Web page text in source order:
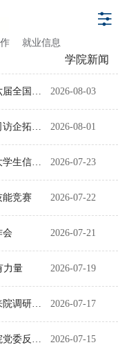
就业信息
学院新闻
郑州大学网络空间安全学院学子在第六届全国密码科普竞赛中斩获佳绩 2026-08-03
网络空间安全学院赴超星集团有限公司访企拓岗深化校企合作 2026-08-01
网络空间安全学院学子在第23届全国大学生信息安全与对抗技术竞赛（ISCC2026）中斩获佳绩 2026-07-23
能竞赛 2026-07-22
会 2026-07-21
力量 2026-07-19
郑州大学第二附属医院院长刘超一行来院调研交流 2026-07-17
校党委第二巡察组向网络空间安全学院党委反馈巡察情况 2026-07-15